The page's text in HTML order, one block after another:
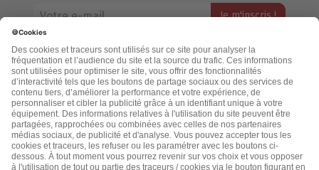
jamais échangée. Pour consulter notre politique de confidentialité,
cliquez ici.
Accueil
Politique de confidentialité
Cookies